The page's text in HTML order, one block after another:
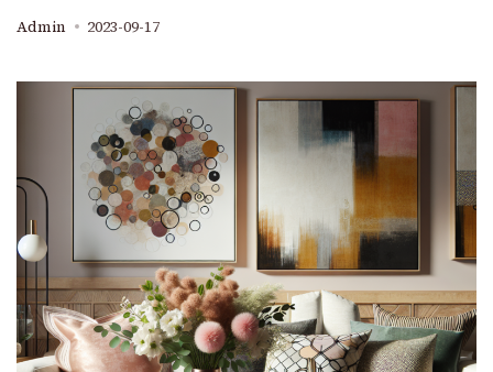
Admin 2023-09-17